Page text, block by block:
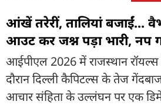
आंखें तरेरीं, ताल‍ियां बजाईं...
आउट कर जश्न पड़ा भारी, नप
आईपीएल 2026 में राजस्थान
दौरान दिल्ली कैपिटल्स के तेज
आचार संहिता के उल्लंघन पर एक